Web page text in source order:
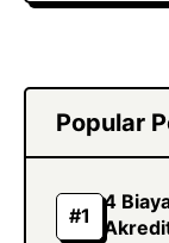
Popular
4